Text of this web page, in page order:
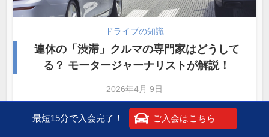
ドライブの知識
連休の「渋滞」クルマの専門家はどうして
る？ モータージャーナリストが解説！
2026年4月 9日
最短15分で入会完了！ ご入会はこちら